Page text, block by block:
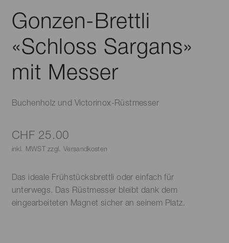
Gonzen-Brettli
«Schloss Sargans»
mit Messer
Buchenholz und Victorinox-Rüstmesser
CHF 25.00
inkl. MWST zzgl. Versandkosten
Das ideale Frühstücksbrettli oder einfach für
unterwegs. Das Rüstmesser bleibt dank dem
eingearbeiteten Magnet sicher an seinem Platz.